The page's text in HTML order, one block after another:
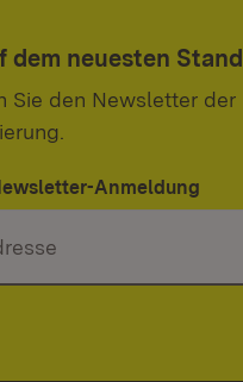
dem neuesten Stand
Sie den Newsletter der
Anmeldung